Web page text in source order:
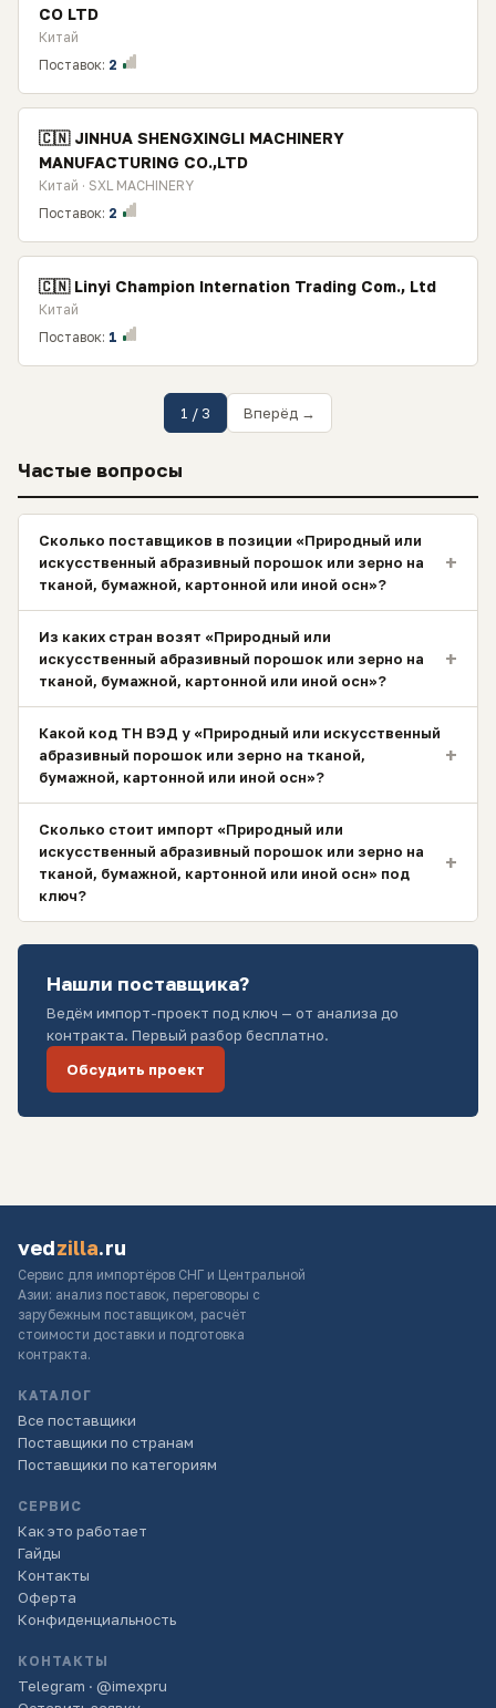
CO LTD
Китай
Поставок: 2
🇨🇳 JINHUA SHENGXINGLI MACHINERY
MANUFACTURING CO.,LTD
Китай · SXL MACHINERY
Поставок: 2
🇨🇳 Linyi Champion Internation Trading Com., Ltd
Китай
Поставок: 1
1 / 3 Вперёд →
Частые вопросы
Сколько поставщиков в позиции «Природный или
искусственный абразивный порошок или зерно на
тканой, бумажной, картонной или иной осн»?
+
Из каких стран возят «Природный или
искусственный абразивный порошок или зерно на
тканой, бумажной, картонной или иной осн»?
+
Какой код ТН ВЭД у «Природный или искусственный
абразивный порошок или зерно на тканой,
бумажной, картонной или иной осн»?
+
Сколько стоит импорт «Природный или
искусственный абразивный порошок или зерно на
тканой, бумажной, картонной или иной осн» под
ключ?
+
Нашли поставщика?
Ведём импорт-проект под ключ — от анализа до
контракта. Первый разбор бесплатно.
Обсудить проект
vedzilla.ru
Сервис для импортёров СНГ и Центральной
Азии: анализ поставок, переговоры с
зарубежным поставщиком, расчёт
стоимости доставки и подготовка
контракта.
КАТАЛОГ
Все поставщики
Поставщики по странам
Поставщики по категориям
СЕРВИС
Как это работает
Гайды
Контакты
Оферта
Конфиденциальность
КОНТАКТЫ
Telegram · @imexpru